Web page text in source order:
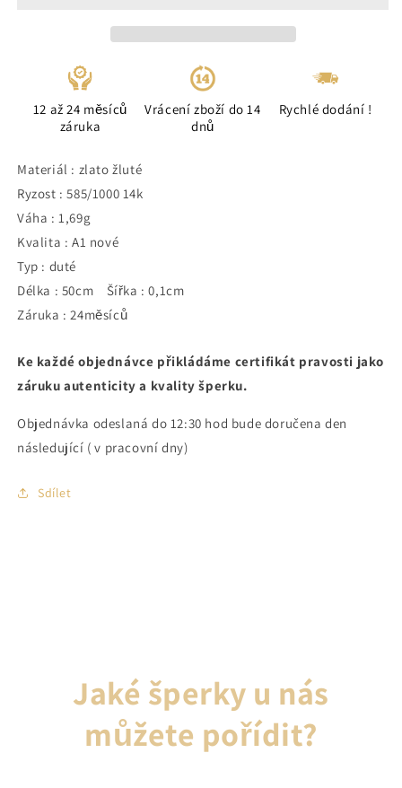
12 až 24 měsíců
záruka
Vrácení zboží do 14
dnů
Rychlé dodání !
Materiál : zlato žluté
Ryzost : 585/1000 14k
Váha : 1,69g
Kvalita : A1 nové
Typ : duté
Délka : 50cm Šířka : 0,1cm
Záruka : 24měsíců
Ke každé objednávce přikládáme certifikát pravosti jako
záruku autenticity a kvality šperku.
Objednávka odeslaná do 12:30 hod bude doručena den
následující ( v pracovní dny)
Sdílet
Jaké šperky u nás
můžete pořídit?